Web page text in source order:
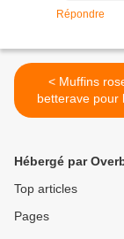
Répondre
< Muffins roses à la
betterave pour
Monday
Hébergé par
Top articles
Pages